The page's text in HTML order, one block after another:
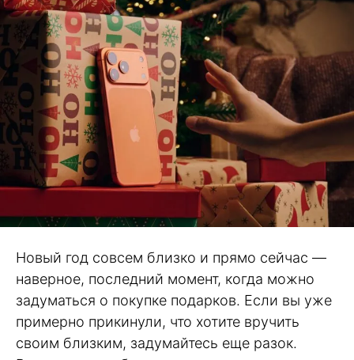
Новый год совсем близко и прямо сейчас —
наверное, последний момент, когда можно
задуматься о покупке подарков. Если вы уже
примерно прикинули, что хотите вручить
своим близким, задумайтесь еще разок.